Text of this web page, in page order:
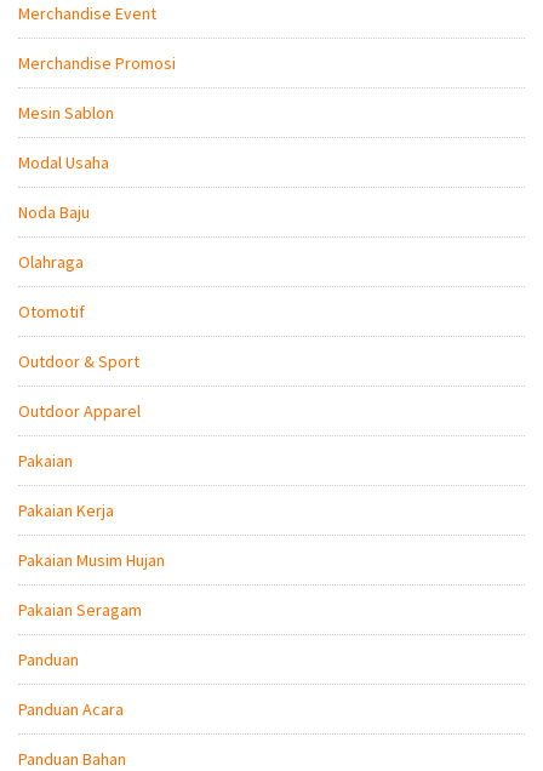
Merchandise Event
Merchandise Promosi
Mesin Sablon
Modal Usaha
Noda Baju
Olahraga
Otomotif
Outdoor & Sport
Outdoor Apparel
Pakaian
Pakaian Kerja
Pakaian Musim Hujan
Pakaian Seragam
Panduan
Panduan Acara
Panduan Bahan